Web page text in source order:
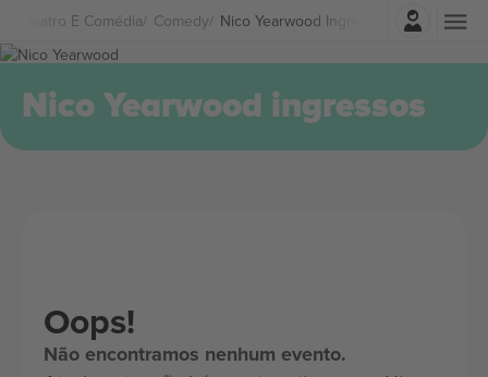
Teatro E Comédia Comedy Nico Yearwood Ingressos
Entrar
Nico Yearwood ingressos
Oops!
Não encontramos nenhum evento.